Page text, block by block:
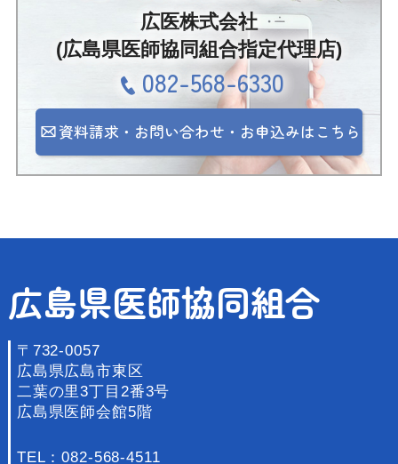
広医株式会社
(広島県医師協同組合指定代理店)
082-568-6330
資料請求・お問い合わせ・お申込みはこちら
広島県医師協同組合
〒732-0057
広島県広島市東区
二葉の里3丁目2番3号
広島県医師会館5階
TEL：082-568-4511